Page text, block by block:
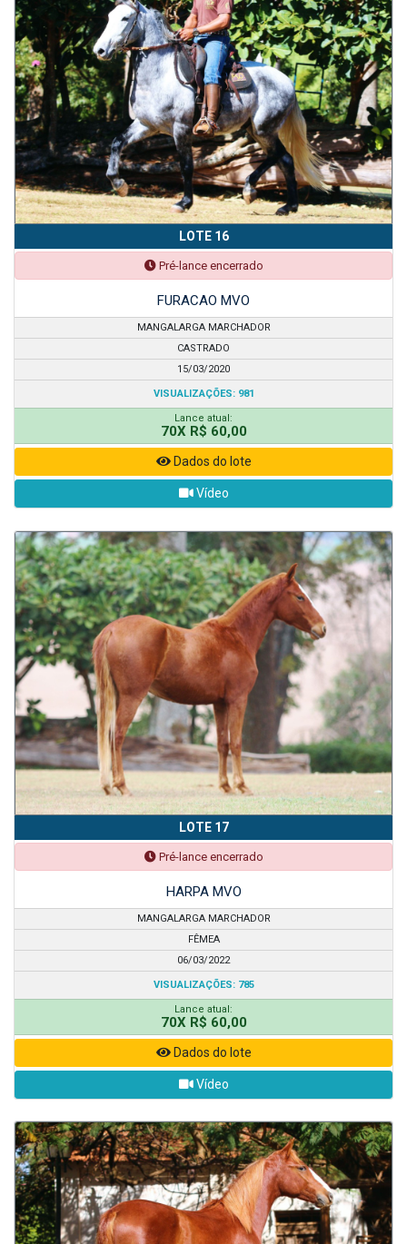
LOTE 16
Pré-lance encerrado
FURACAO MVO
MANGALARGA MARCHADOR
CASTRADO
15/03/2020
VISUALIZAÇÕES: 981
Lance atual:
70X R$ 60,00
Dados do lote
Vídeo
LOTE 17
Pré-lance encerrado
HARPA MVO
MANGALARGA MARCHADOR
FÊMEA
06/03/2022
VISUALIZAÇÕES: 785
Lance atual:
70X R$ 60,00
Dados do lote
Vídeo